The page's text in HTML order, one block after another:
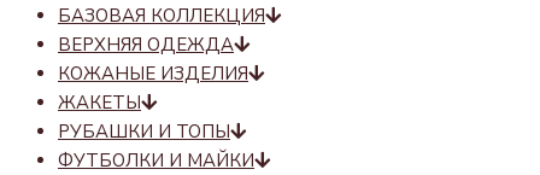
БАЗОВАЯ КОЛЛЕКЦИЯ
ВЕРХНЯЯ ОДЕЖДА
КОЖАНЫЕ ИЗДЕЛИЯ
ЖАКЕТЫ
РУБАШКИ И ТОПЫ
ФУТБОЛКИ И МАЙКИ